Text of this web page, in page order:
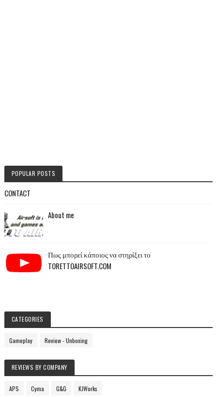
POPULAR POSTS
CONTACT
About me
Πως μπορεί κάποιος να στηρίξει το
TORETTOAIRSOFT.COM
CATEGORIES
Gameplay Review - Unboxing
REVIEWS BY COMPANY
APS Cyma G&G KJWorks